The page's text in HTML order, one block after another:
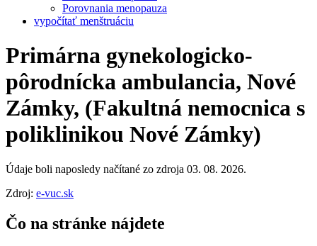
Porovnania menopauza
vypočítať menštruáciu
Primárna gynekologicko-
pôrodnícka ambulancia, Nové
Zámky, (Fakultná nemocnica s
poliklinikou Nové Zámky)
Údaje boli naposledy načítané zo zdroja 03. 08. 2026.
Zdroj: e-vuc.sk
Čo na stránke nájdete